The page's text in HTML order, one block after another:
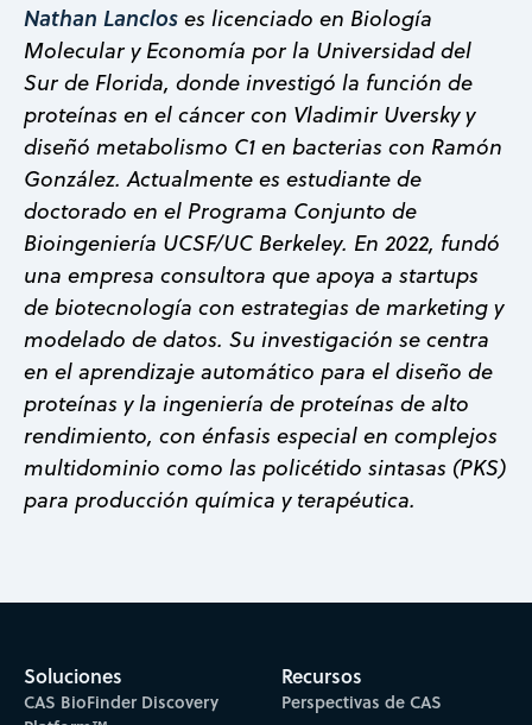
Nathan Lancloses licenciado en Biología
Molecular y Economía por la Universidad del
Sur de Florida, donde investigó la función de
proteínas en el cáncer con Vladimir Uversky y
diseñó metabolismo C1 en bacterias con Ramón
González. Actualmente es estudiante de
doctorado en el Programa Conjunto de
Bioingeniería UCSF/UC Berkeley. En 2022, fundó
una empresa consultora que apoya a startups
de biotecnología con estrategias de marketing y
modelado de datos. Su investigación se centra
en el aprendizaje automático para el diseño de
proteínas y la ingeniería de proteínas de alto
rendimiento, con énfasis especial en complejos
multidominio como las policétido sintasas (PKS)
para producción química y terapéutica.
Soluciones
CAS BioFinder Discovery
Recursos
Perspectivas de CAS